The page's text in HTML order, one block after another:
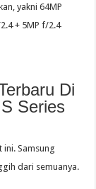
yakni 64MP
+ 5MP f/2.4
Di
Series
ini. Samsung
dari semuanya.